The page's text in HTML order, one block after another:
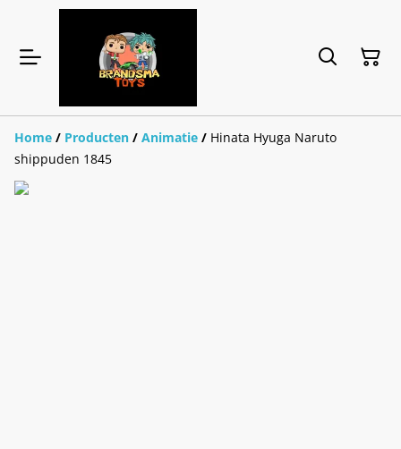
Home / Producten / Animatie / Hinata Hyuga Naruto
shippuden 1845